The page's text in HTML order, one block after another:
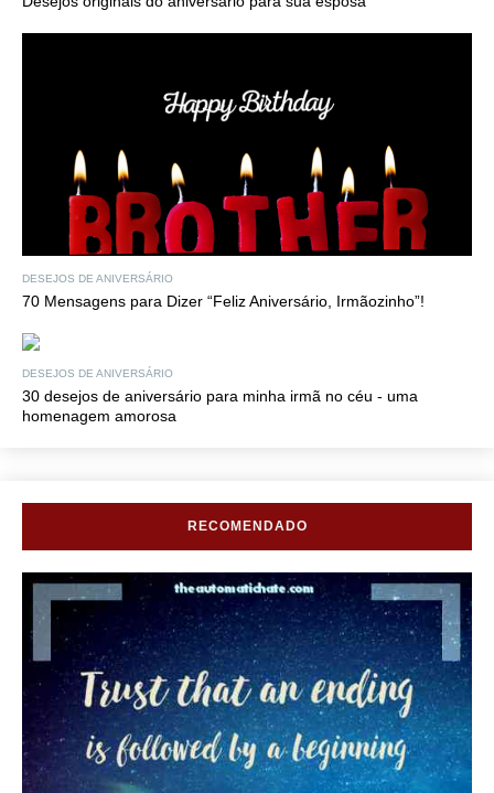
DESEJOS DE ANIVERSÁRIO
70 Mensagens para Dizer “Feliz Aniversário, Irmãozinho”!
DESEJOS DE ANIVERSÁRIO
30 desejos de aniversário para minha irmã no céu - uma
homenagem amorosa
RECOMENDADO